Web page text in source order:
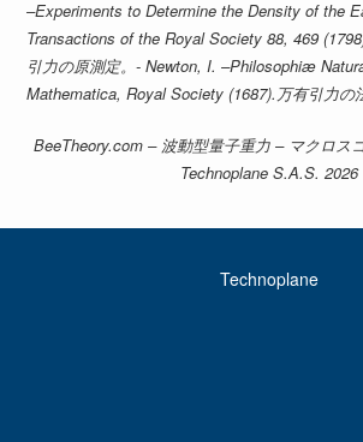
–Experiments to Determine the Density of the
Transactions of the Royal Society 88, 469
引力の原測定。- Newton, I. –Philosophiæ
Mathematica, Royal Society (1687).万有引力の
BeeTheory.com – 波動型量子重力 – マクロス
Technoplane S.A.S. 2026
Technoplane